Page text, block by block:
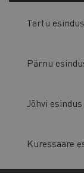
Tartu esindus
Pärnu
Jõhvi esindus
Kuressaare